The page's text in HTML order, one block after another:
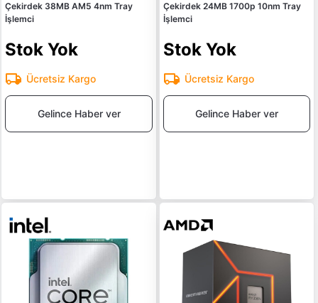
Çekirdek 38MB AM5 4nm Tray
İşlemci
Stok Yok
Ücretsiz Kargo
Gelince Haber ver
Çekirdek 24MB 1700p 10nm Tray
İşlemci
Stok Yok
Ücretsiz Kargo
Gelince Haber ver